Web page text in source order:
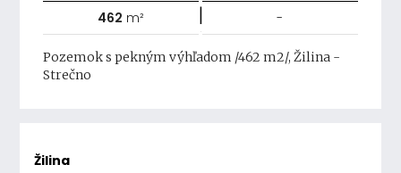
462 m² | -
Pozemok s pekným výhľadom /462 m2/, Žilina -
Strečno
Žilina